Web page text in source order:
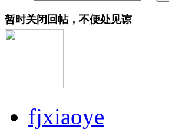
暂时关闭回帖，不便处见谅
fjxiaoye